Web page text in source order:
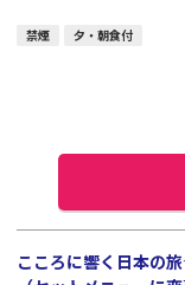
禁煙 夕・朝食付
こころに響く日本の